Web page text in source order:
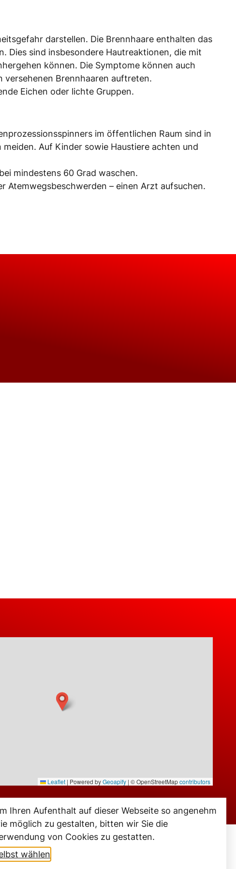
darstellen. Die Brennhaare enthalten das
Dies sind insbesondere Hautreaktionen, die mit
können. Die Symptome können auch
versehenen Brennhaaren auftreten.
Eichen oder lichte Gruppen.
im öffentlichen Raum sind in
Auf Kinder sowie Haustiere achten und
mindestens 60 Grad waschen.
Atemwegsbeschwerden – einen Arzt aufsuchen.
Leaflet | Powered byGeoapify | © OpenStreetMapcontributors
Ihren Aufenthalt auf dieser Webseite so angenehm
möglich zu gestalten, bitten wir Sie die
von Cookies zu gestatten.
wählen